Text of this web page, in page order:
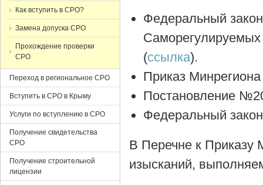
Федеральный
Саморегулируемых
(ссылка).
Приказ
Постановление
Федеральный
В Перечне к Приказу
изысканий,
Как вступить в СРО?
Замена допуска СРО
Прохождение проверки
СРО
Переход в региональное СРО
Вступить в СРО в Крыму
Услуги по вступлению в СРО
Получение свидетельства
СРО
Получение строительной
лицензии